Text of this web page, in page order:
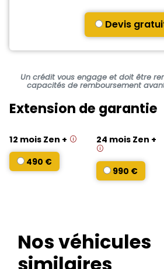
Devis
Un crédit vous engage et doit être
capacités de remboursement
Extension de garantie
12 mois Zen +
490 €
24 mois Zen +
990 €
Nos véhicules